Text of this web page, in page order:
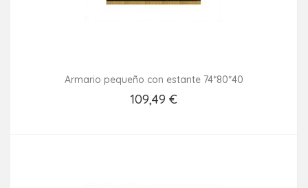
Armario pequeño con estante 74*80*40
109,49 €